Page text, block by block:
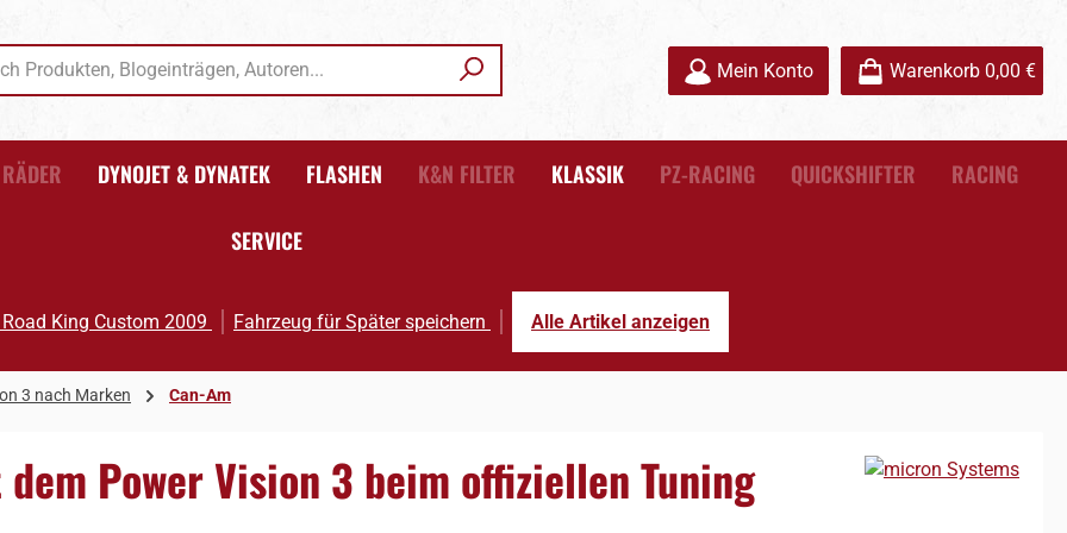
Mein Konto
Warenkorb 0,00 €
RÄDER DYNOJET & DYNATEK FLASHEN K&N FILTER KLASSIK PZ-RACING QUICKSHIFTER RACING
SERVICE
King Custom 2009 Fahrzeug für Später speichern Alle Artikel anzeigen
3 nach Marken Can-Am
Power Vision 3 beim offiziellen Tuning